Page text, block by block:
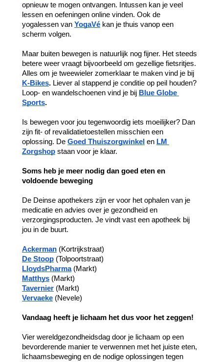
opnieuw te mogen ontvangen. Intussen kan je veel
lessen en oefeningen online vinden. Ook de
yogalessen van YogaVé kan je thuis vanop een
scherm volgen.
Maar buiten bewegen is natuurlijk nog fijner. Het steeds
betere weer vraagt bijvoorbeeld om gezellige fietsritjes.
Alles om je tweewieler zomerklaar te maken vind je bij
K-Bikes. Liever al stappend je conditie op peil houden?
Loop- en wandelschoenen vind je bij Blue Globe
Sports.
Is bewegen voor jou tegenwoordig iets moeilijker? Dan
zijn fit- of revalidatietoestellen misschien een
oplossing. De Goed Thuiszorgwinkel en LM
Zorgshop staan voor je klaar.
Soms heb je meer nodig dan goed eten en
voldoende beweging
De Deinse apothekers zijn er voor het ophalen van je
medicatie en advies over je gezondheid en
verzorgingsproducten. Je vindt vast een apotheek bij
jou in de buurt.
Ackerman (Kortrijkstraat)
De Stoop (Tolpoortstraat)
LloydsPharma (Markt)
Matthys (Markt)
Tavernier (Markt)
Vervaeke (Nevele)
Vandaag heeft je lichaam het dus voor het zeggen!
Vier wereldgezondheidsdag door je lichaam op een
bevorderende manier te verwennen met het juiste eten,
lichaamsbeweging en de nodige oplossingen tegen